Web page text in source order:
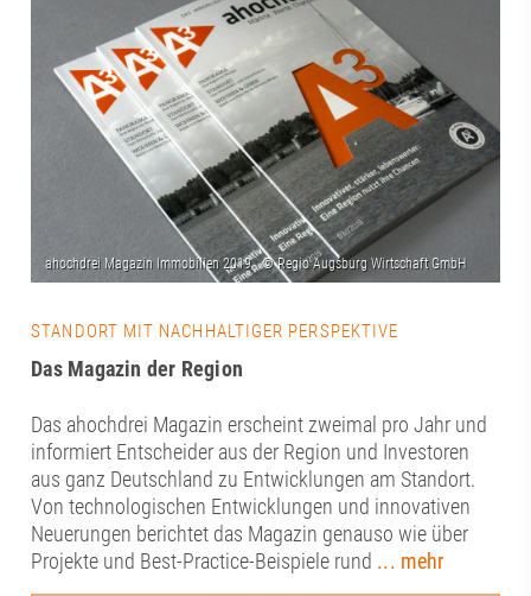
STANDORT MIT NACHHALTIGER PERSPEKTIVE
Das Magazin der Region
Das ahochdrei Magazin erscheint zweimal pro Jahr und
informiert Entscheider aus der Region und Investoren
aus ganz Deutschland zu Entwicklungen am Standort.
Von technologischen Entwicklungen und innovativen
Neuerungen berichtet das Magazin genauso wie über
Projekte und Best-Practice-Beispiele rund ... mehr